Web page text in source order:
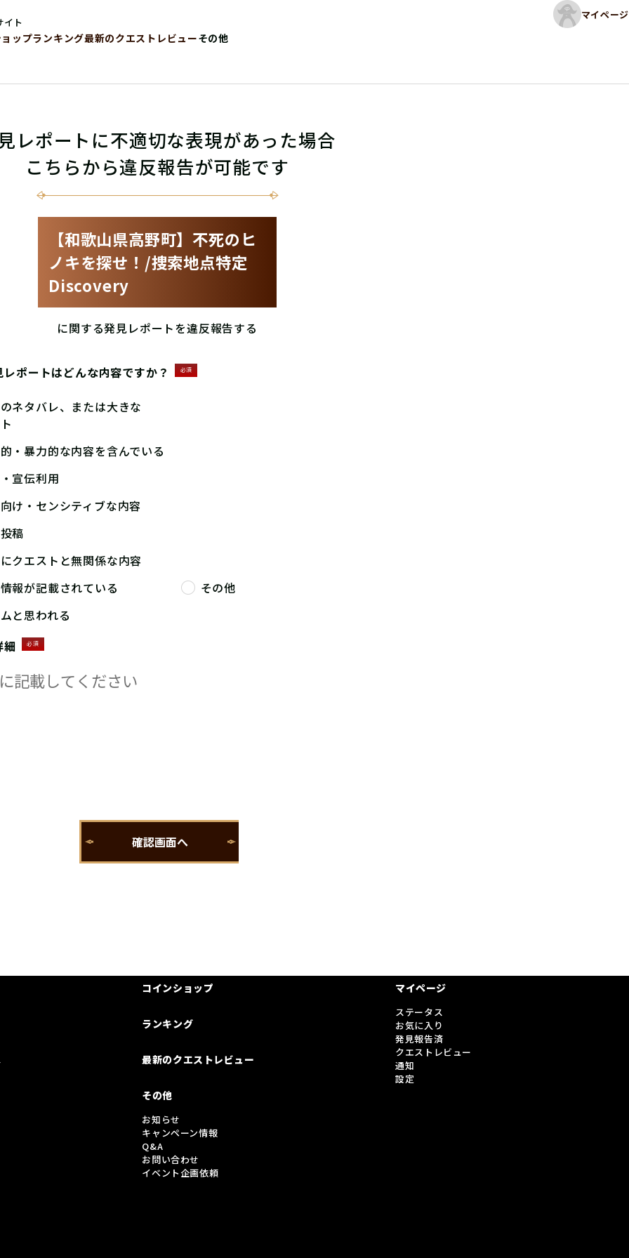
イト
マイページ
ップランキング最新のクエストレビューその他
レポートに不適切な表現があった場合
こちらから違反報告が可能です
【和歌山県高野町】不死のヒ
ノキを探せ！/捜索地点特定
Discovery
に関する発見レポートを違反報告する
ポートはどんな内容ですか？ 必須
ネタバレ、または大きな
・暴力的な内容を含んでいる
宣伝利用
け・センシティブな内容
稿
クエストと無関係な内容
報が記載されている
その他
と思われる
細
必須
コインショップ
ランキング
最新のクエストレビュー
その他
お知らせ
キャンペーン情報
Q&A
お問い合わせ
イベント企画依頼
マイページ
ステータス
お気に入り
発見報告済
クエストレビュー
通知
設定